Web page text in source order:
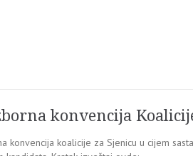
konvencija
konvencija koalicije za Sjenicu u cijem